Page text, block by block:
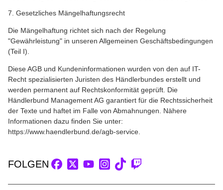
7. Gesetzliches Mängelhaftungsrecht
Die Mängelhaftung richtet sich nach der Regelung
"Gewährleistung" in unseren Allgemeinen Geschäftsbedingungen
(Teil I).
Diese AGB und Kundeninformationen wurden von den auf IT-
Recht spezialisierten Juristen des Händlerbundes erstellt und
werden permanent auf Rechtskonformität geprüft. Die
Händlerbund Management AG garantiert für die Rechtssicherheit
der Texte und haftet im Falle von Abmahnungen. Nähere
Informationen dazu finden Sie unter:
https://www.haendlerbund.de/agb-service.
FOLGEN